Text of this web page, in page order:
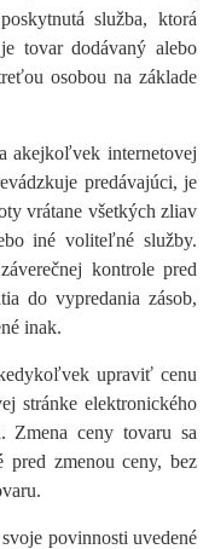
služba, ktorá
tovar dodávaný alebo
osobou na základe
akejkoľvek internetovej
predávajúci, je
vrátane všetkých zliav
iné voliteľné služby.
kontrole pred
do vypredania zásob,
inak.
upraviť cenu
stránke elektronického
Zmena ceny tovaru sa
pred zmenou ceny, bez
povinnosti uvedené